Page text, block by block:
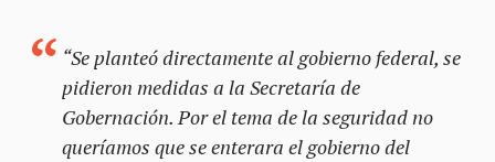
“Se planteó directamente al gobierno federal, se
pidieron medidas a la Secretaría de
Gobernación. Por el tema de la seguridad no
queríamos que se enterara el gobierno del